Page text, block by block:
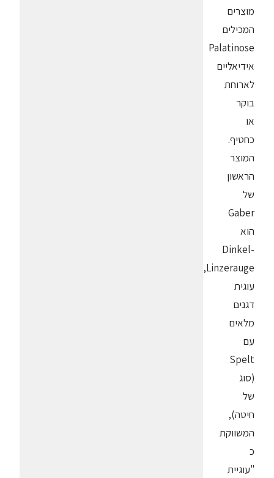
מוצרים
המכילים
Palatinose
אידיאליים
לארוחת
בוקר
או
כחטיף.
המוצר
הראשון
של
Gaber
הוא
Dinkel-
Linzerauge,
עוגית
דגנים
מלאים
עם
Spelt
(סוג
של
חיטה),
המשווקת
כ
"עוגיית